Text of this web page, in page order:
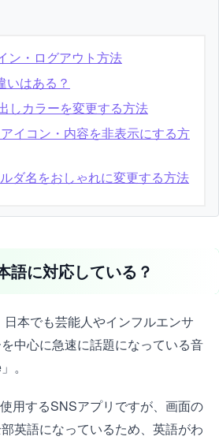
ン・ログアウト方法
いはある？
しカラーを変更する方法
イコン・内容を非表示にする方
ダ名をおしゃれに変更する方法
語に対応している？
本でも芸能人やインフルエンサ
中心に急速に話題になっている音
。
用するSNSアプリですが、画面の
英語になっているため、英語がわ